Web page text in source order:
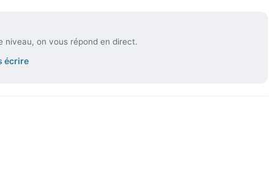
niveau, on vous répond en direct.
écrire